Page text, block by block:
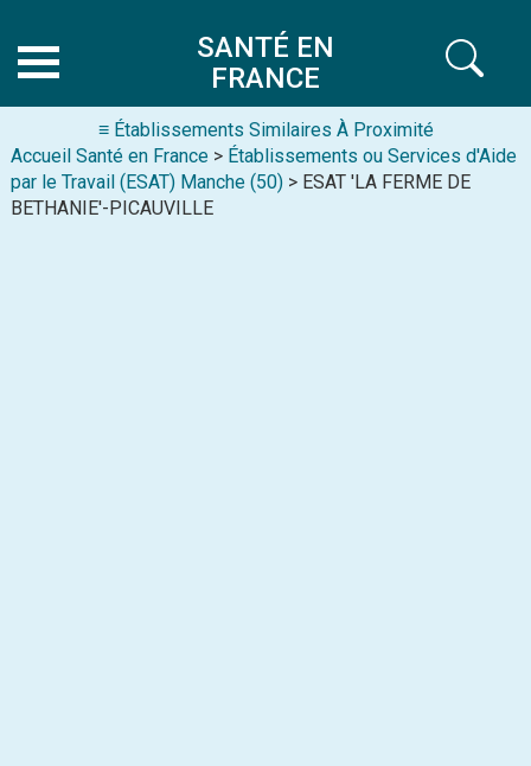
SANTÉ EN
FRANCE
≡ Établissements Similaires À Proximité
Accueil Santé en France > Établissements ou Services d'Aide
par le Travail (ESAT) Manche (50) > ESAT 'LA FERME DE
BETHANIE'-PICAUVILLE